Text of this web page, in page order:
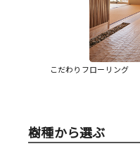
こだわりフローリング
樹種から選ぶ